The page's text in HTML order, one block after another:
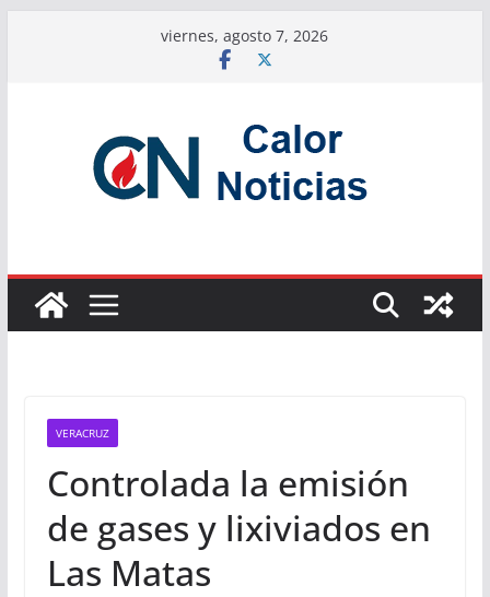
viernes, agosto 7, 2026
VERACRUZ
Controlada la emisión
de gases y lixiviados en
Las Matas